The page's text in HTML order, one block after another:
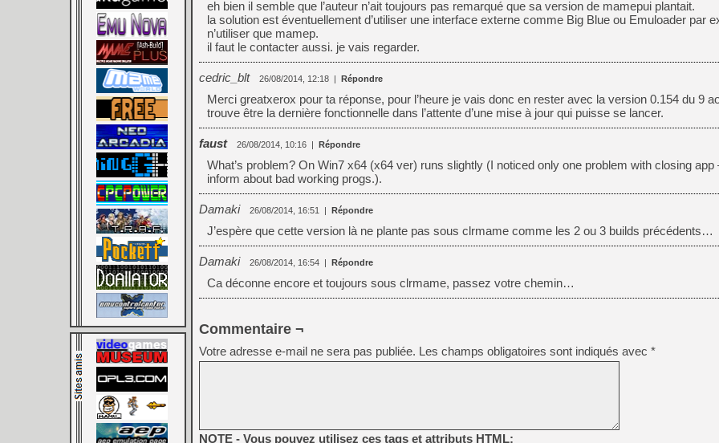
eh bien il semble que l’auteur n’ait toujours pas remarqué que sa version de mamepui plantait.
la solution est éventuellement d’utiliser une interface externe comme Big Blue ou Emuloader par
n’utiliser que mamep.
il faut le contacter aussi. je vais regarder.
cedric_blt 26/08/2014, 12:18 | Répondre
Merci greatxerox pour ta réponse, pour l’heure je vais donc en rester avec la version 0.154 du 9
trouve être la dernière fonctionnelle dans l’attente d’une mise à jour qui puisse se lancer.
faust 26/08/2014, 10:16 | Répondre
What’s problem? On Win7 x64 (x64 ver) runs slightly (I noticed only one problem with closing app
inform about bad working progs.).
Damaki 26/08/2014, 16:51 | Répondre
J’espère que cette version là ne plante pas sous clrmame comme les 2 ou 3 builds précédents…
Damaki 26/08/2014, 16:54 | Répondre
Ca déconne encore et toujours sous clrmame, passez votre chemin…
Commentaire ¬
Votre adresse e-mail ne sera pas publiée. Les champs obligatoires sont indiqués avec *
NOTE - Vous pouvez utilisez ces tags et attributs HTML: